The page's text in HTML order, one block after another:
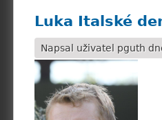
Luka Italské
Napsal uživatel pguth